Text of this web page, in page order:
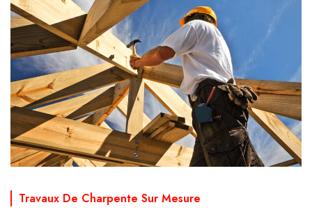
Travaux De Charpente Sur Mesure